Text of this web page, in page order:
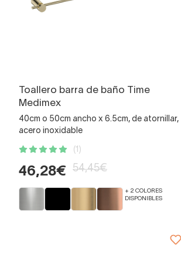
Toallero barra de baño Time
Medimex
40cm o 50cm ancho x 6.5cm, de atornillar,
acero inoxidable
(1)
46,28€ 54,45€
+ 2 COLORES
DISPONIBLES